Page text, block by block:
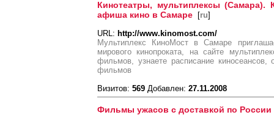
Кинотеатры, мультиплексы
афиша кино в Самаре [ru]
URL: http://www.kinomost.com/
Мультиплекс КиноМост в Самаре
мирового кинопроката, на сайте
фильмов, узнаете расписание киносеансов,
фильмов
Визитов: 569 Добавлен: 27.11.2008
Фильмы ужасов с доставкой по России